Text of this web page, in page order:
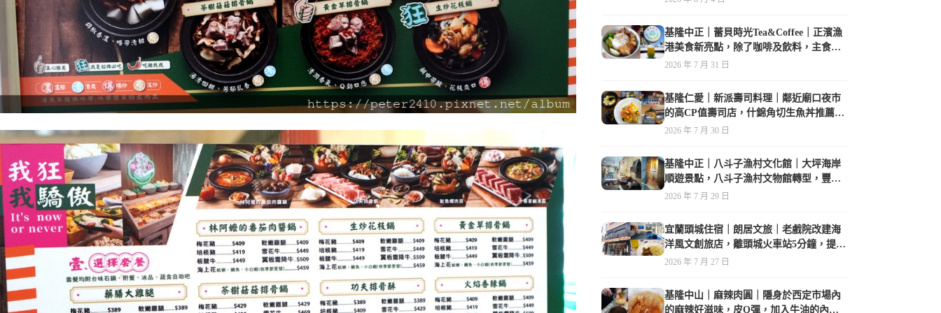
基隆中正｜蕾貝時光Tea&Coffee｜正濱漁
港美食新亮點，除了咖啡及飲料，主食也
很有特色
2026 年 7 月 31 日
基隆仁愛｜新派壽司料理｜鄰近廟口夜市
的高CP值壽司店，什錦角切生魚丼推薦必
點
2026 年 7 月 30 日
基隆中正｜八斗子漁村文化館｜大坪海岸
順遊景點，八斗子漁村文物館轉型，豐富
的漁業文物，值得走訪
2026 年 7 月 29 日
宜蘭頭城住宿｜朗居文旅｜老戲院改建海
洋風文創旅店，離頭城火車站5分鐘，提供
免費夜間宵夜，親子遊戲空間
2026 年 7 月 27 日
基隆中山｜麻辣肉圓｜隱身於西定市場內
的麻辣好滋味，皮Q彈，加入牛油的內餡